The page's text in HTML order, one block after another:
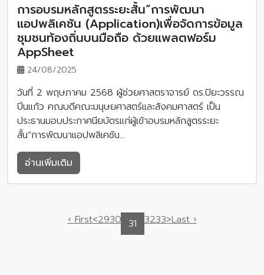
การอบรมหลักสูตรระยะสั้น“การพัฒนา
แอปพลิเคชัน (Application)เพื่อจัดการข้อมูล
ชุมชนท้องถิ่นบนมือถือ ด้วยแพลตฟอร์ม
AppSheet
24/08/2025
วันที่ 2 พฤษภาคม 2568 ผู้ช่วยศาสตราจารย์ ดร.ปิยะวรรณ
ปิ่นแก้ว คณบดีคณะมนุษยศาสตร์และสังคมศาสตร์ เป็น
ประธานมอบประกาศนียบัตรแก่ผู้เข้าอบรมหลักสูตรระยะ
สั้น“การพัฒนาแอปพลิเคชัน…
อ่านเพิ่มเติม
‹ First<2930 31 3233>Last ›